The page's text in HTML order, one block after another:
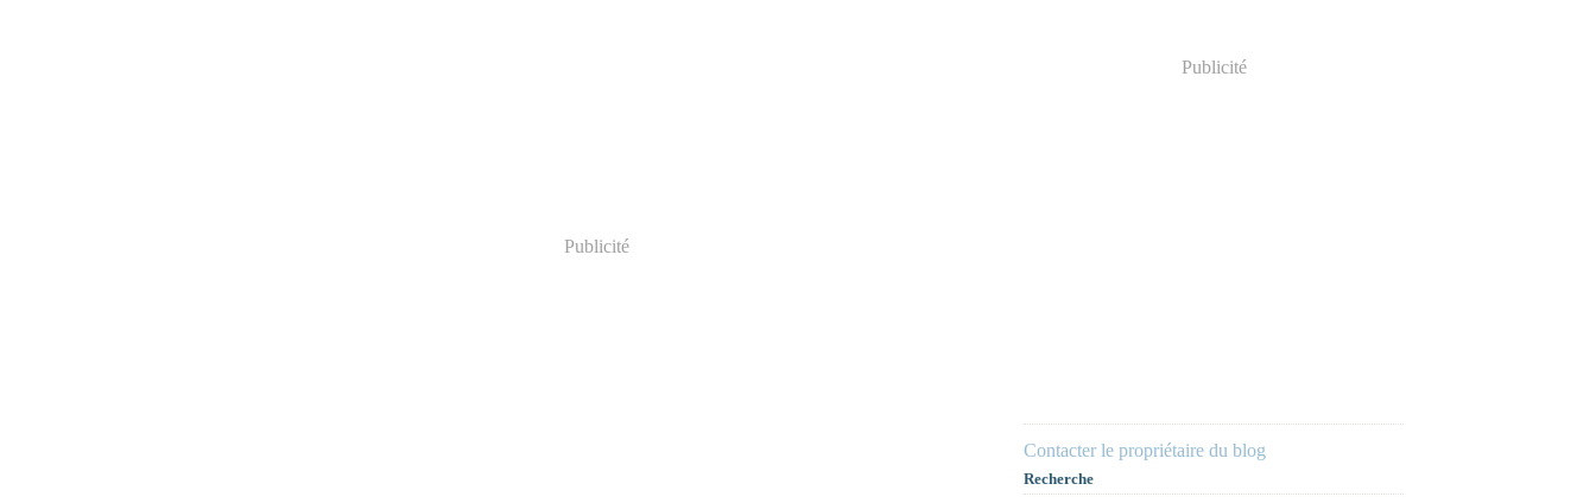
Publicité
Publicité
Contacter le propriétaire du blog
Recherche